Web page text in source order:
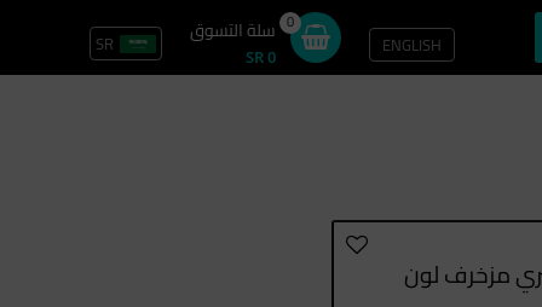
ENGLISH
0 سلة التسوق
SR 0
SRتسجيل الدخول / سجل
مزخرف لون